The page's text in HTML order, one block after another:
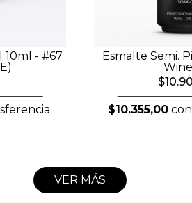
10ml - #67
Esmalte Semi.
$10.355,00
VER MÁS